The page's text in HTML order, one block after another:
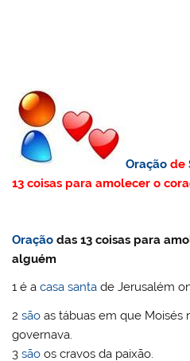
Oração de
13 coisas para amolecer o
Oração das 13 coisas para
alguém
1 é acasa santa de Jerusalém
2são as tábuas em que Moisés
governava.
3são os cravos da paixão.